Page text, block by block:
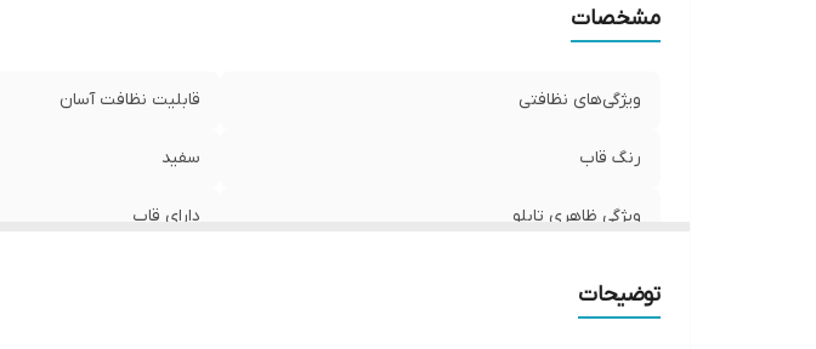
مشخصات
ویژگی‌های نظافتی قابلیت نظافت آسان
رنگ قاب سفید
ویژگی ظاهری تابلو دارای قاب
توضیحات